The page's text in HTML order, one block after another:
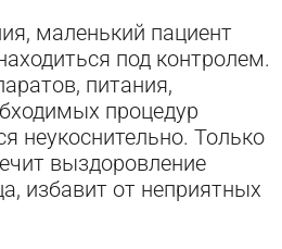
маленький пациент
под контролем.
питания,
процедур
неукоснительно. Только
выздоровление
избавит от неприятных